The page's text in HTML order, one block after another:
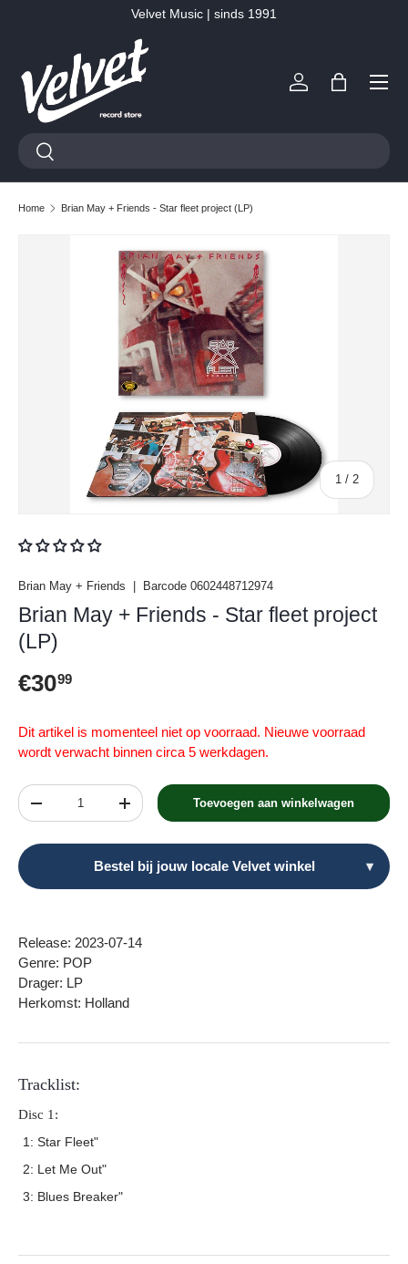
Velvet Music | sinds 1991
Zoeken
Zoeken
Inloggen
Tas
Menu
Home Brian May + Friends - Star fleet project (LP)
Ga direct naar productinformatie
1 / van
2
Brian May + Friends Barcode 0602448712974
Brian May + Friends - Star fleet project
(LP)
Reguliere prijs
€3099
Dit artikel is momenteel niet op voorraad. Nieuwe voorraad
wordt verwacht binnen circa 5 werkdagen.
Aantal
Verlaag de hoeveelheidVerhoog de hoeveelheidToevoegen aan winkelwagen
Bestel bij jouw locale Velvet winkel ▾
Release: 2023-07-14
Genre: POP
Drager: LP
Herkomst: Holland
Tracklist:
Disc 1:
1: Star Fleet"
2: Let Me Out"
3: Blues Breaker"